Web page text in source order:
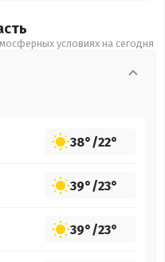
условиях на сегодня
38°/22°
39°/23°
39°/23°